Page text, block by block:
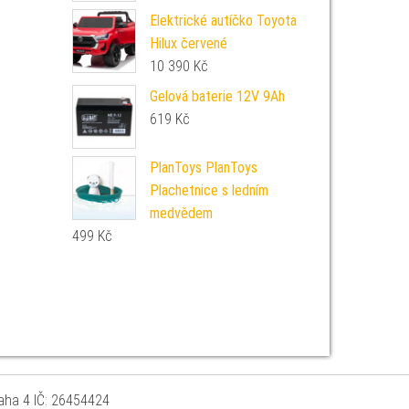
Elektrické autíčko Toyota
Hilux červené
10 390 Kč
Gelová baterie 12V 9Ah
619 Kč
PlanToys PlanToys
Plachetnice s ledním
medvědem
499 Kč
4 IČ: 26454424